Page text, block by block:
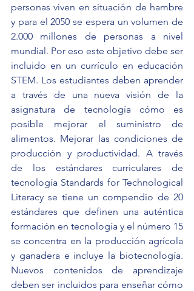
personas viven en situación de hambre
y para el 2050 se espera un volumen de
2.000 millones de personas a nivel
mundial. Por eso este objetivo debe ser
incluido en un currículo en educación
STEM. Los estudiantes deben aprender
a través de una nueva visión de la
asignatura de tecnología cómo es
posible mejorar el suministro de
alimentos. Mejorar las condiciones de
producción y productividad. A través
de los estándares curriculares de
tecnología Standards for Technological
Literacy se tiene un compendio de 20
estándares que definen una auténtica
formación en tecnología y el número 15
se concentra en la producción agrícola
y ganadera e incluye la biotecnología.
Nuevos contenidos de aprendizaje
deben ser incluidos para enseñar cómo